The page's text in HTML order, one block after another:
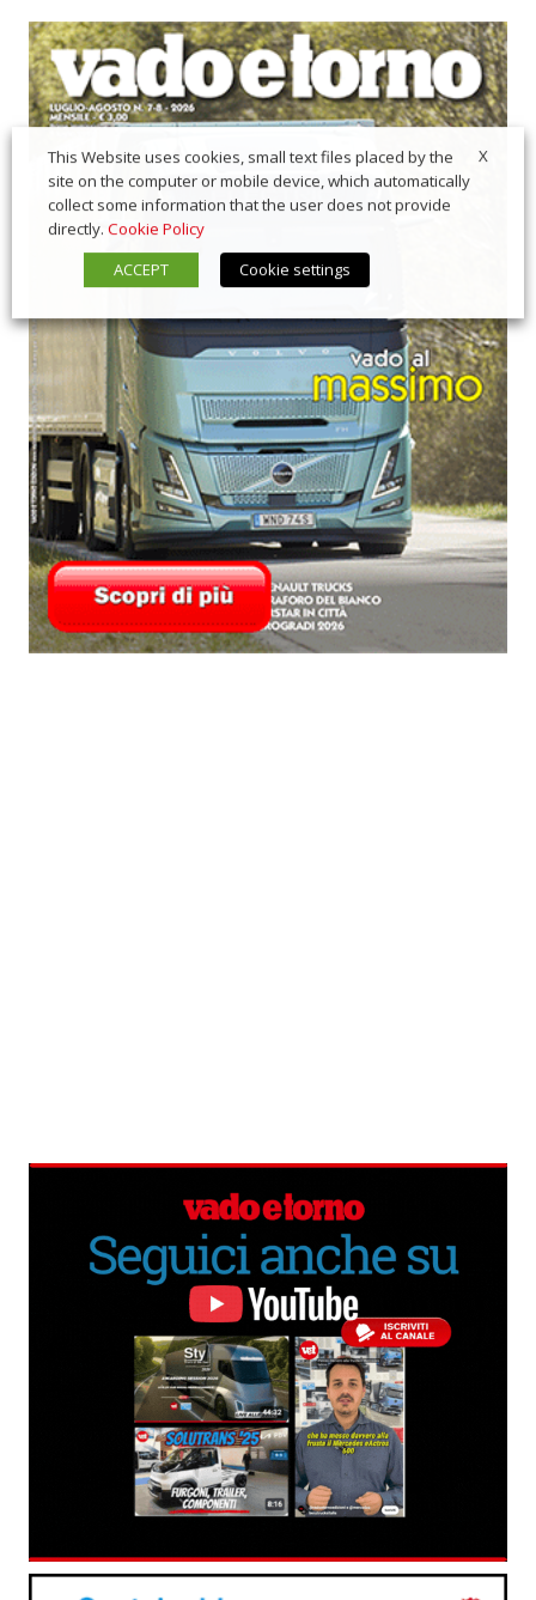
X
This Website uses cookies, small text files placed by the
site on the computer or mobile device, which automatically
collect some information that the user does not provide
directly. Cookie Policy
ACCEPT
Cookie settings